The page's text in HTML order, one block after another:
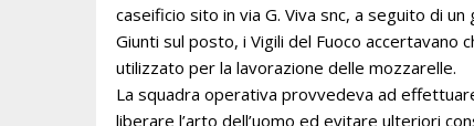
caseificio sito in via G. Viva snc, a seguito di
Giunti sul posto, i Vigili del Fuoco accertavano
utilizzato per la lavorazione delle mozzarelle.
La squadra operativa provvedeva ad
liberare l’arto dell’uomo ed evitare ulteriori